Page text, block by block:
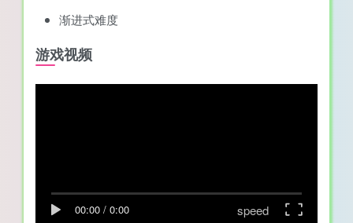
渐进式难度
游戏视频
00:00 / 0:00 speed